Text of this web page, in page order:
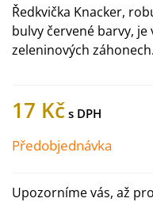
Ředkvička Knacker,
bulvy červené barvy,
zeleninových záhonech.
17 Kč
Předobjednávka
Upozorníme vás, až